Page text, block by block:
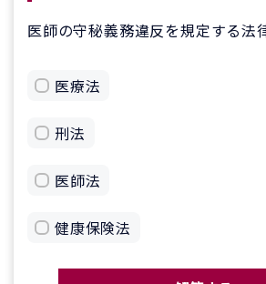
医師の守秘義務違反を規定する法
医療法
刑法
医師法
健康保険法